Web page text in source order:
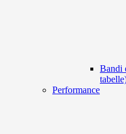
Bandi
Performance